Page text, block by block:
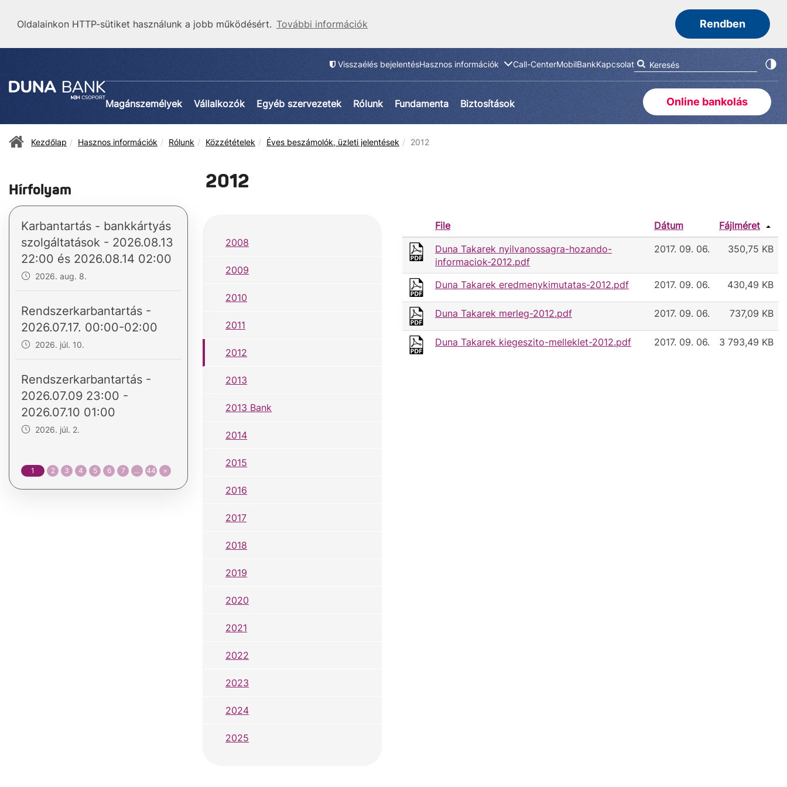
Oldalainkon HTTP-sütiket használunk a jobb működésért. További információk Rendben
Visszaélés bejelentésHasznos információk Call-CenterMobilBankKapcsolat
Magánszemélyek Vállalkozók Egyéb szervezetek Rólunk Fundamenta Biztosítások Online bankolás
Kezdőlap Hasznos információk Rólunk Közzétételek Éves beszámolók, üzleti jelentések 2012
2012
2008
2009
2010
2011
2012
2013
2013 Bank
2014
2015
2016
2017
2018
2019
2020
2021
2022
2023
2024
2025
File Dátum
Fájlméret
Duna Takarek nyilvanossagra-hozando-
informaciok-2012.pdf
2017. 09. 06. 350,75 KB
Duna Takarek eredmenykimutatas-2012.pdf 2017. 09. 06. 430,49 KB
Duna Takarek merleg-2012.pdf 2017. 09. 06. 737,09 KB
Duna Takarek kiegeszito-melleklet-2012.pdf 2017. 09. 06. 3 793,49 KB
Hírfolyam
Karbantartás - bankkártyás
szolgáltatások - 2026.08.13
22:00 és 2026.08.14 02:00
2026. aug. 8.
Rendszerkarbantartás -
2026.07.17. 00:00-02:00
2026. júl. 10.
Rendszerkarbantartás -
2026.07.09 23:00 -
2026.07.10 01:00
2026. júl. 2.
1 2 3 4 5 6 7 … 44 »